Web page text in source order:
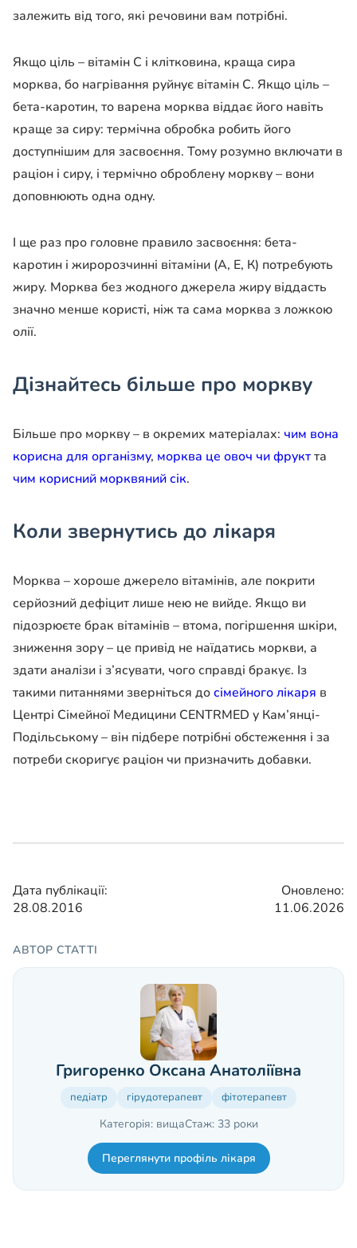
залежить від того, які речовини вам потрібні.
Якщо ціль – вітамін С і клітковина, краща сира
морква, бо нагрівання руйнує вітамін С. Якщо ціль –
бета-каротин, то варена морква віддає його навіть
краще за сиру: термічна обробка робить його
доступнішим для засвоєння. Тому розумно включати в
раціон і сиру, і термічно оброблену моркву – вони
доповнюють одна одну.
І ще раз про головне правило засвоєння: бета-
каротин і жиророзчинні вітаміни (А, Е, К) потребують
жиру. Морква без жодного джерела жиру віддасть
значно менше користі, ніж та сама морква з ложкою
олії.
Дізнайтесь більше про моркву
Більше про моркву – в окремих матеріалах: чим вона
корисна для організму, морква це овоч чи фруктта
чим корисний морквяний сік.
Коли звернутись до лікаря
Морква – хороше джерело вітамінів, але покрити
серйозний дефіцит лише нею не вийде. Якщо ви
підозрюєте брак вітамінів – втома, погіршення шкіри,
зниження зору – це привід не наїдатись моркви, а
здати аналізи і з’ясувати, чого справді бракує. Із
такими питаннями зверніться досімейного лікаря в
Центрі Сімейної Медицини CENTRMED у Кам’янці-
Подільському – він підбере потрібні обстеження і за
потреби скоригує раціон чи призначить добавки.
Дата публікації:
28.08.2016
Оновлено:
11.06.2026
АВТОР СТАТТІ
Григоренко Оксана Анатоліївна
педіатр гірудотерапевт фітотерапевт
Категорія: вищаСтаж: 33 роки
Переглянути профіль лікаря